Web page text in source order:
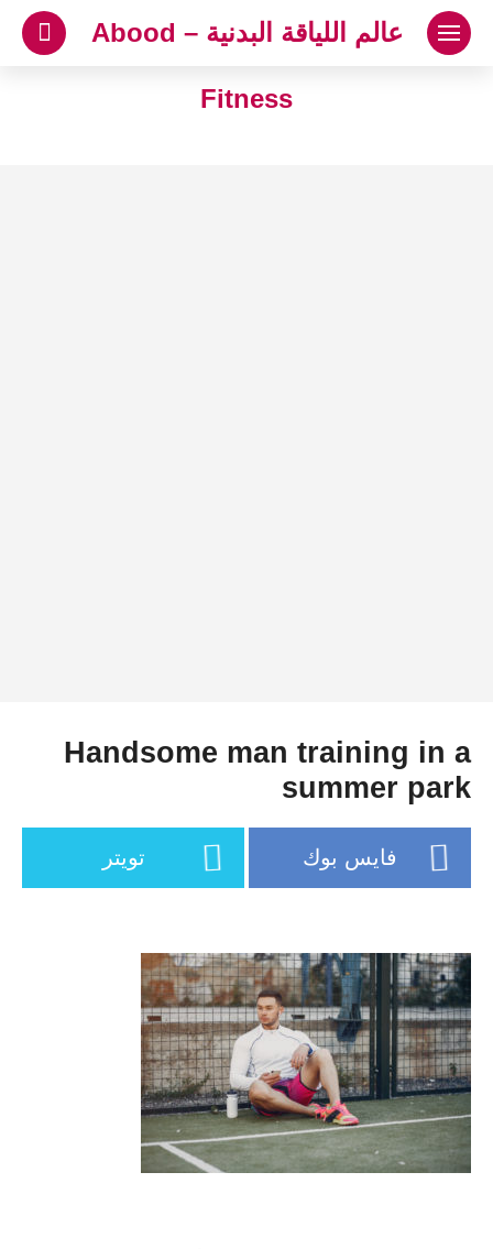
التجاوز
المحتوى
عالم اللياقة البدنية – Abood
Fitness
Handsome man training in a
summer park
فايس بوك تويتر